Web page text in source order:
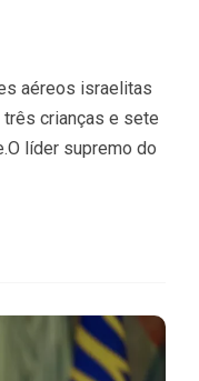
aéreos israelitas
crianças e sete
líder supremo do